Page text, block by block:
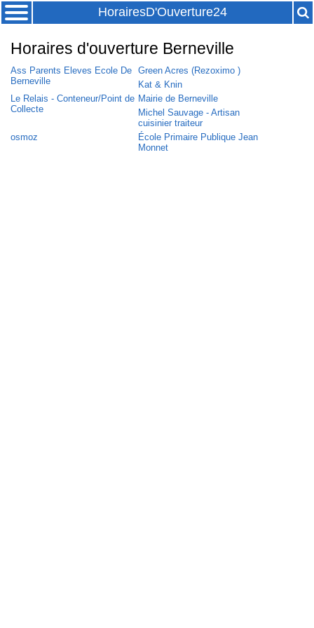
HorairesD'Ouverture24
Horaires d'ouverture Berneville
Ass Parents Eleves Ecole De
Berneville
Green Acres (Rezoximo )
Kat & Knin
Le Relais - Conteneur/Point de
Collecte
Mairie de Berneville
Michel Sauvage - Artisan
cuisinier traiteur
osmoz
École Primaire Publique Jean
Monnet